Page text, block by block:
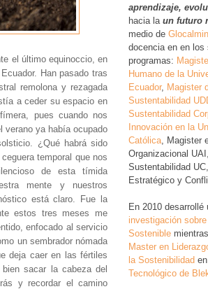
el último equinoccio, en
Han pasado tras
remolona y rezagada
a ceder su espacio en
pues cuando nos
verano ya había ocupado
¿Qué habrá sido
temporal que nos
de esta tímida
mente y nuestros
está claro. Fue la
estos tres meses me
enfocado al servicio
un sembrador nómada
deja caer en las fértiles
sacar la cabeza del
y recordar el camino
aprendizaje,
hacia la un futuro
medio de
docencia en en los
programas:
Humano de la
Ecuador, Magister
Sustentabilidad
Sustentabilidad
Innovación en la
Católica , Magister
Organizacional
Sustentabilidad
Estratégico y
En 2010 desarrollé
investigación
Sostenible
Master en
la Sostenibilidad
Tecnológico de